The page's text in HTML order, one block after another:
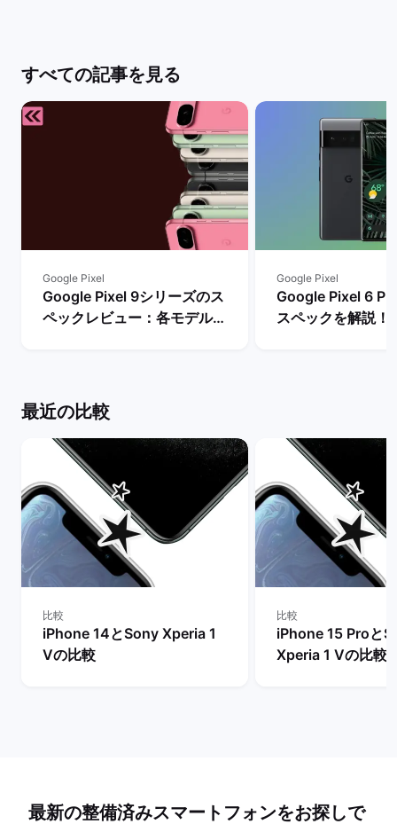
すべての記事を見る
Google Pixel
Google Pixel 9シリーズのス
ペックレビュー：各モデルの
Google Pixel
Google Pixel 6
スペックを解説！
最近の比較
比較
iPhone 14とSony Xperia 1
Vの比較
比較
iPhone 15 Proと
Xperia 1 Vの比較
最新の整備済みスマートフォンをお探しで